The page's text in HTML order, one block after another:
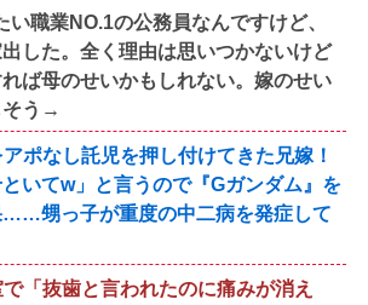
い職業NO.1の公務員なんですけど、
した。全く理由は思いつかないけど
ば母のせいかもしれない。嫁のせい
そう→
ポなし託児を押し付けてきた兄嫁！
といてw」と言うので『Gガンダム』を
……甥っ子が重度の中二病を発症して
「抜歯と言われたのに痛みが消え